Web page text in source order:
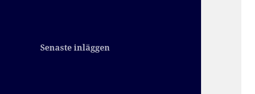
Senaste inläggen